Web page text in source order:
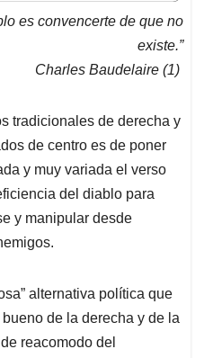
es convencerte de que no
existe.”
Charles Baudelaire (1)
tradicionales de derecha y
de centro es de poner
y muy variada el verso
del diablo para
y manipular desde
alternativa política que
de la derecha y de la
reacomodo del